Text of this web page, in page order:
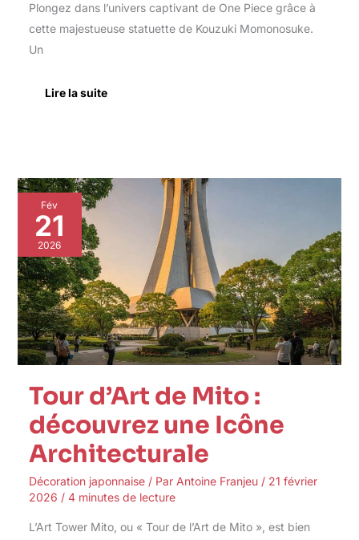
Plongez dans l’univers captivant de One Piece grâce à
cette majestueuse statuette de Kouzuki Momonosuke.
Un
Lire la suite
Fév
21
2026
Tour d’Art de Mito :
découvrez une Icône
Architecturale
Décoration japonnaise/ Par Antoine Franjeu / 21 février
2026 / 4 minutes de lecture
L’Art Tower Mito, ou « Tour de l’Art de Mito », est bien
Tour
d’Art
de
Mito
:
découvrez
une
Icône
Architecturale